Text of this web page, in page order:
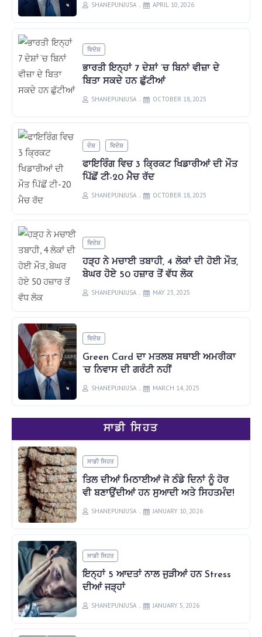
SHANEPUNJUSA APRIL 10, 2026
ਵਿਦੇਸ਼
ਭਾਰਤੀ ਇਨ੍ਹਾਂ 7 ਦੇਸ਼ਾਂ ‘ਚ ਬਿਨਾਂ ਵੀਜ਼ਾ ਦੇ
ਬਿਤਾ ਸਕਦੇ ਹਨ ਛੁੱਟੀਆਂ
SHANEPUNJUSA OCTOBER 18, 2025
ਦੇਸ਼ ਵਿਦੇਸ਼
ਫਾਇਰਿੰਗ ਵਿਚ 3 ਕ੍ਰਿਕਟ ਖਿਡਾਰੀਆਂ ਦੀ ਮੌਤ
ਪਿੱਛੋਂ ਟੀ-20 ਮੈਚ ਰੱਦ
SHANEPUNJUSA OCTOBER 18, 2025
ਵਿਦੇਸ਼
ਹੜ੍ਹ ਨੇ ਮਚਾਈ ਤਬਾਹੀ, 4 ਲੋਕਾਂ ਦੀ ਹੋਈ ਮੌਤ,
ਬੇਘਰ ਹੋਏ 50 ਹਜ਼ਾਰ ਤੋਂ ਵੱਧ ਲੋਕ
SHANEPUNJUSA MAY 23, 2025
ਵਿਦੇਸ਼
Green Card ਦਾ ਮਤਲਬ ਸਥਾਈ ਅਮਰੀਕਾ
‘ਚ ਨਿਵਾਸ ਦੀ ਗਰੰਟੀ ਨਹੀਂ
SHANEPUNJUSA MARCH 14, 2025
ਸਾਡੀ ਸਿਹਤ
ਸਾਡੀ ਸਿਹਤ
ਤਿਲ ਦੀਆਂ ਮਿਠਾਈਆਂ ਜੋ ਠੰਡੇ ਦਿਨਾਂ ਨੂੰ ਹੋਰ
ਵੀ ਬਣਾਉਂਦੀਆਂ ਹਨ ਸੁਆਦੀ ਅਤੇ ਸਿਹਤਮੰਦ!
SHANEPUNJUSA JANUARY 10, 2026
ਸਾਡੀ ਸਿਹਤ
ਇਨ੍ਹਾਂ 5 ਆਦਤਾਂ ਨਾਲ ਜੁੜੀਆਂ ਹਨ Stress
ਦੀਆਂ ਜੜ੍ਹਾਂ
SHANEPUNJUSA JANUARY 5, 2026